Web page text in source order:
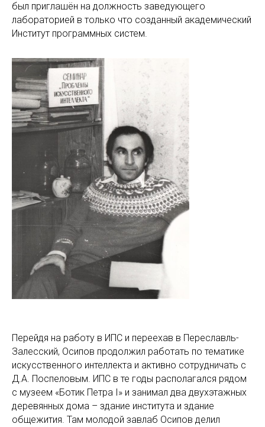
был приглашён на должность заведующего
лабораторией в только что созданный академический
Институт программных систем.
Перейдя на работу в ИПС и переехав в Переславль-
Залесский, Осипов продолжил работать по тематике
искусственного интеллекта и активно сотрудничать с
Д.А. Поспеловым. ИПС в те годы располагался рядом
с музеем «Ботик Петра I» и занимал два двухэтажных
деревянных дома – здание института и здание
общежития. Там молодой завлаб Осипов делил